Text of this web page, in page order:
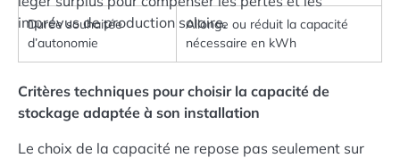
imprévus de production solaire.
Durée souhaitée
d’autonomie
Allonge ou réduit la capacité
nécessaire en kWh
Critères techniques pour choisir la capacité de
stockage adaptée à son installation
Le choix de la capacité ne repose pas seulement sur